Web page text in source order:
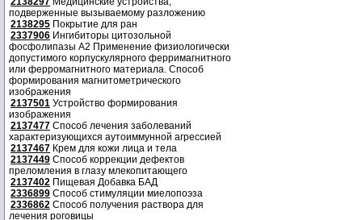
подверженные вызываемому разложению
2138295 Покрытие для ран
2337906 Ингибиторы цитозольной
фосфолипазы А2 Применение физиологически
допустимого корпускулярного ферримагнитного
или ферромагнитного материала. Способ
формирования магнитометрического
изображения
2137501 Устройство формирования
изображения
2137477 Способ лечения заболеваний
характеризующихся аутоиммунной агрессией
2137467 Крем для кожи лица и тела
2137449 Способ коррекции дефектов
преломления в глазу млекопитающего
2137402 Пищевая Добавка БАД
2336899 Способ стимуляции миелопоэза
2336862 Способ получения раствора для
лечения роговицы